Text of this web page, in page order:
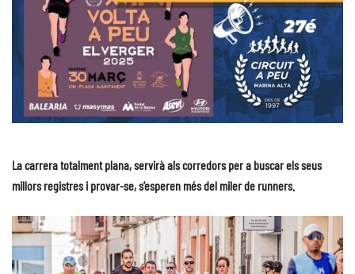
La carrera totalment plana, servirà als corredors per a buscar els seus
millors registres i provar-se, s’esperen més del miler de runners.